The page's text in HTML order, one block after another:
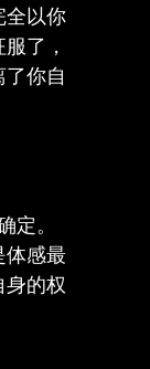
全以你
了，
你自
定。
体感最
的权